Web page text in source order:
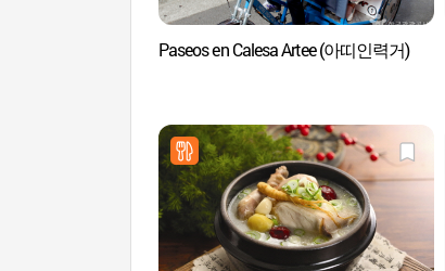
Paseos en Calesa Artee (아띠인력거)